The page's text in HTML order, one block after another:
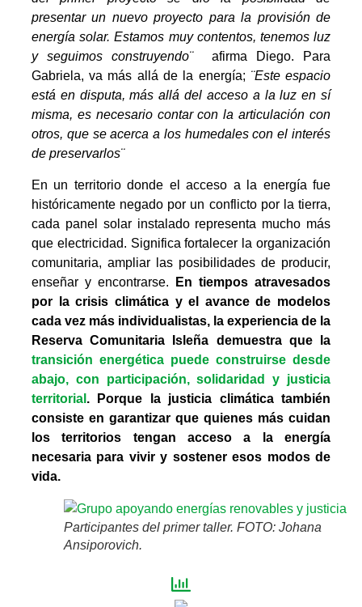
presentar un nuevo proyecto para la provisión de
energía solar. Estamos muy contentos, tenemos luz
y seguimos construyendo¨afirma Diego. Para
Gabriela, va más allá de la energía; ¨Este espacio
está en disputa, más allá del acceso a la luz en sí
misma, es necesario contar con la articulación con
otros, que se acerca a los humedales con el interés
de preservarlos¨
En un territorio donde el acceso a la energía fue
históricamente negado por un conflicto por la tierra,
cada panel solar instalado representa mucho más
que electricidad. Significa fortalecer la organización
comunitaria, ampliar las posibilidades de producir,
enseñar y encontrarse.
En tiempos atravesados
por la crisis climática y el avance de modelos
cada vez más individualistas, la experiencia de la
Reserva Comunitaria Isleña demuestra que la
transición energética puede construirse desde
abajo, con participación, solidaridad y justicia
territorial . Porque la justicia climática también
consiste en garantizar que quienes más cuidan
los territorios tengan acceso a la energía
necesaria para vivir y sostener esos modos de
vida.
Participantes del primer taller. FOTO: Johana
Ansiporovich.